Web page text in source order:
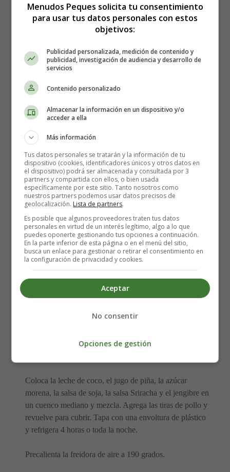
Cómo hacer Pollo crujiente
Los ingredientes que necesitas:
½ taza de leche de coco enlatada
½ taza de jugo de piña
2 cucharadas de azúcar morena
1 cucharada de salsa de soja
2 cucharaditas de salsa Sriracha
1 cucharadita de jengibre molido
450 gramos de pechugas de pollo deshuesadas y sin
piel, cortadas en tiras
2 huevos
1 taza de pan rallado
1 ½ cucharaditas de sal
Aceite en spray para cocinar
Elaboración del Pollo crujiente rebozado en coco
Coloca la leche de coco, el jugo de piña, la azúcar
morena, la salsa de soja, la salsa Sriracha y el jengibre en
un cuenco mediano y mezcla. Agrega las tiras de pollo y
revuelve para cubrir. Tapa con una envoltura de plástico
y refrigera 4 horas o toda la noche.
Precalienta la freidora de aire a 190 grados.
Menudos Peques solicita tu consentimiento
para usar tus datos personales con estos
objetivos:
Publicidad personalizada, medición de contenido y
publicidad, investigación de audiencia y desarrollo de
servicios
Contenido personalizado
Almacenar la información en un dispositivo y/o
acceder a ella
Más información
Tus datos personales se tratarán y la información de tu
dispositivo (cookies, identificadores únicos y otros datos en
el dispositivo) podrá ser almacenada y consultada por 3
partners y compartida con ellos, o bien usada
específicamente por este sitio. Tanto nosotros como
nuestros partners podemos usar datos precisos de
geolocalización. Lista de partners.
Es posible que algunos proveedores traten tus datos
personales en virtud de un interés legítimo, algo a lo que
puedes oponerte gestionando tus opciones a continuación.
En la parte inferior de esta página o en el menú del sitio,
busca un enlace para gestionar o retirar el consentimiento en
la configuración de privacidad y cookies.
Aceptar
No consentir
Opciones de gestión